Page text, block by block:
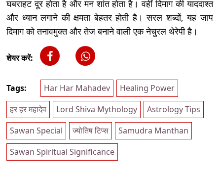
घबराहट दूर होता है और मन शांत होता है। वहीं दिमाग की याददाश्त
और ध्यान लगाने की क्षमता बेहतर होती है। सरल शब्दों, यह जाप
दिमाग को तनावमुक्त और तेज बनाने वाली एक नेचुरल थेरेपी है।
शेयर करें:
Tags: Har Har Mahadev
Healing Power
हर हर महादेव
Lord Shiva Mythology
Astrology Tips
Sawan Special
ज्योतिष टिप्स
Samudra Manthan
Sawan Spiritual Significance